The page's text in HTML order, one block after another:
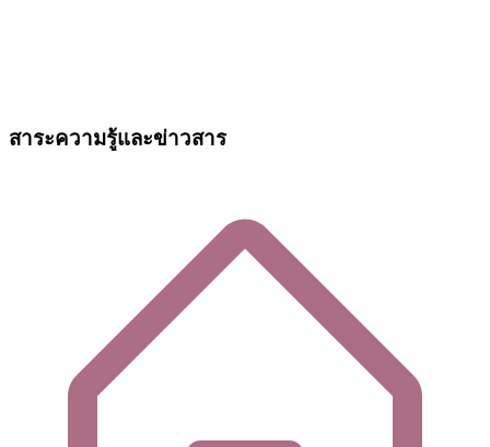
สาระความรู้และข่าวสาร